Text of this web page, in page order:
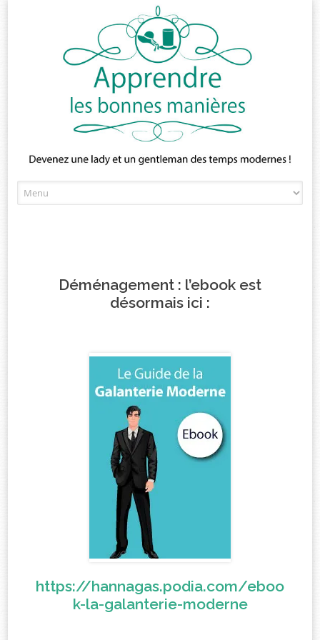
to
Déménagement : l’ebook est
désormais ici :
https://hannagas.podia.com/eboo
k-la-galanterie-moderne